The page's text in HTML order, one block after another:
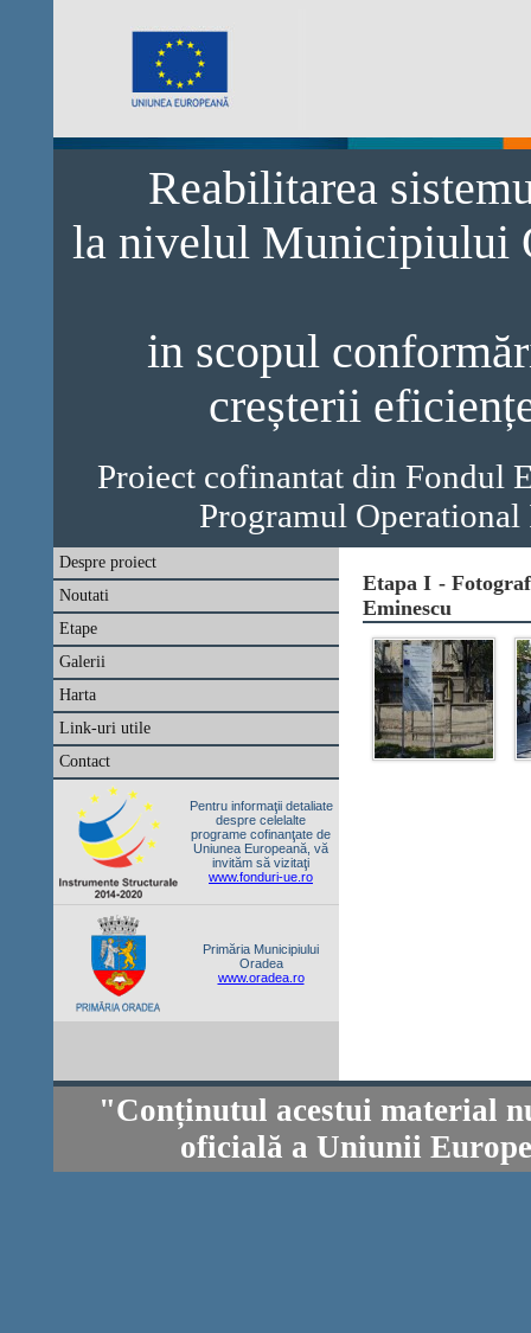
Reabilitarea
la nivelul Municipiului
in scopul
creșterii
Proiect cofinantat din Fondul
Programul
Despre proiect
Noutati
Etape
Galerii
Harta
Link-uri utile
Contact
Pentru informaţii detaliate
despre celelalte
programe cofinanţate de
Uniunea Europeană, vă
invităm să vizitaţi
www.fonduri-ue.ro
Primăria Municipiului
Oradea
www.oradea.ro
Etapa I -
Eminescu
"Conținutul acestui material
oficială a Uniunii